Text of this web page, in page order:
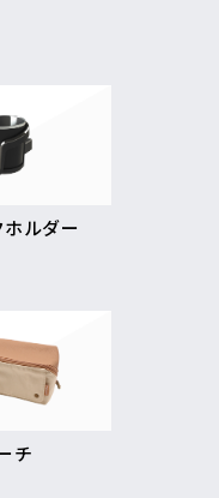
ホルダー
チ